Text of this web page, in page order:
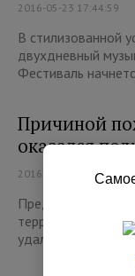
2016-05-23 17:44:59
В стилизованной
двухдневный
Фестиваль
Причиной
оказался
2016-04-05 11:24:21
Предварительная
территории
удалось узнать